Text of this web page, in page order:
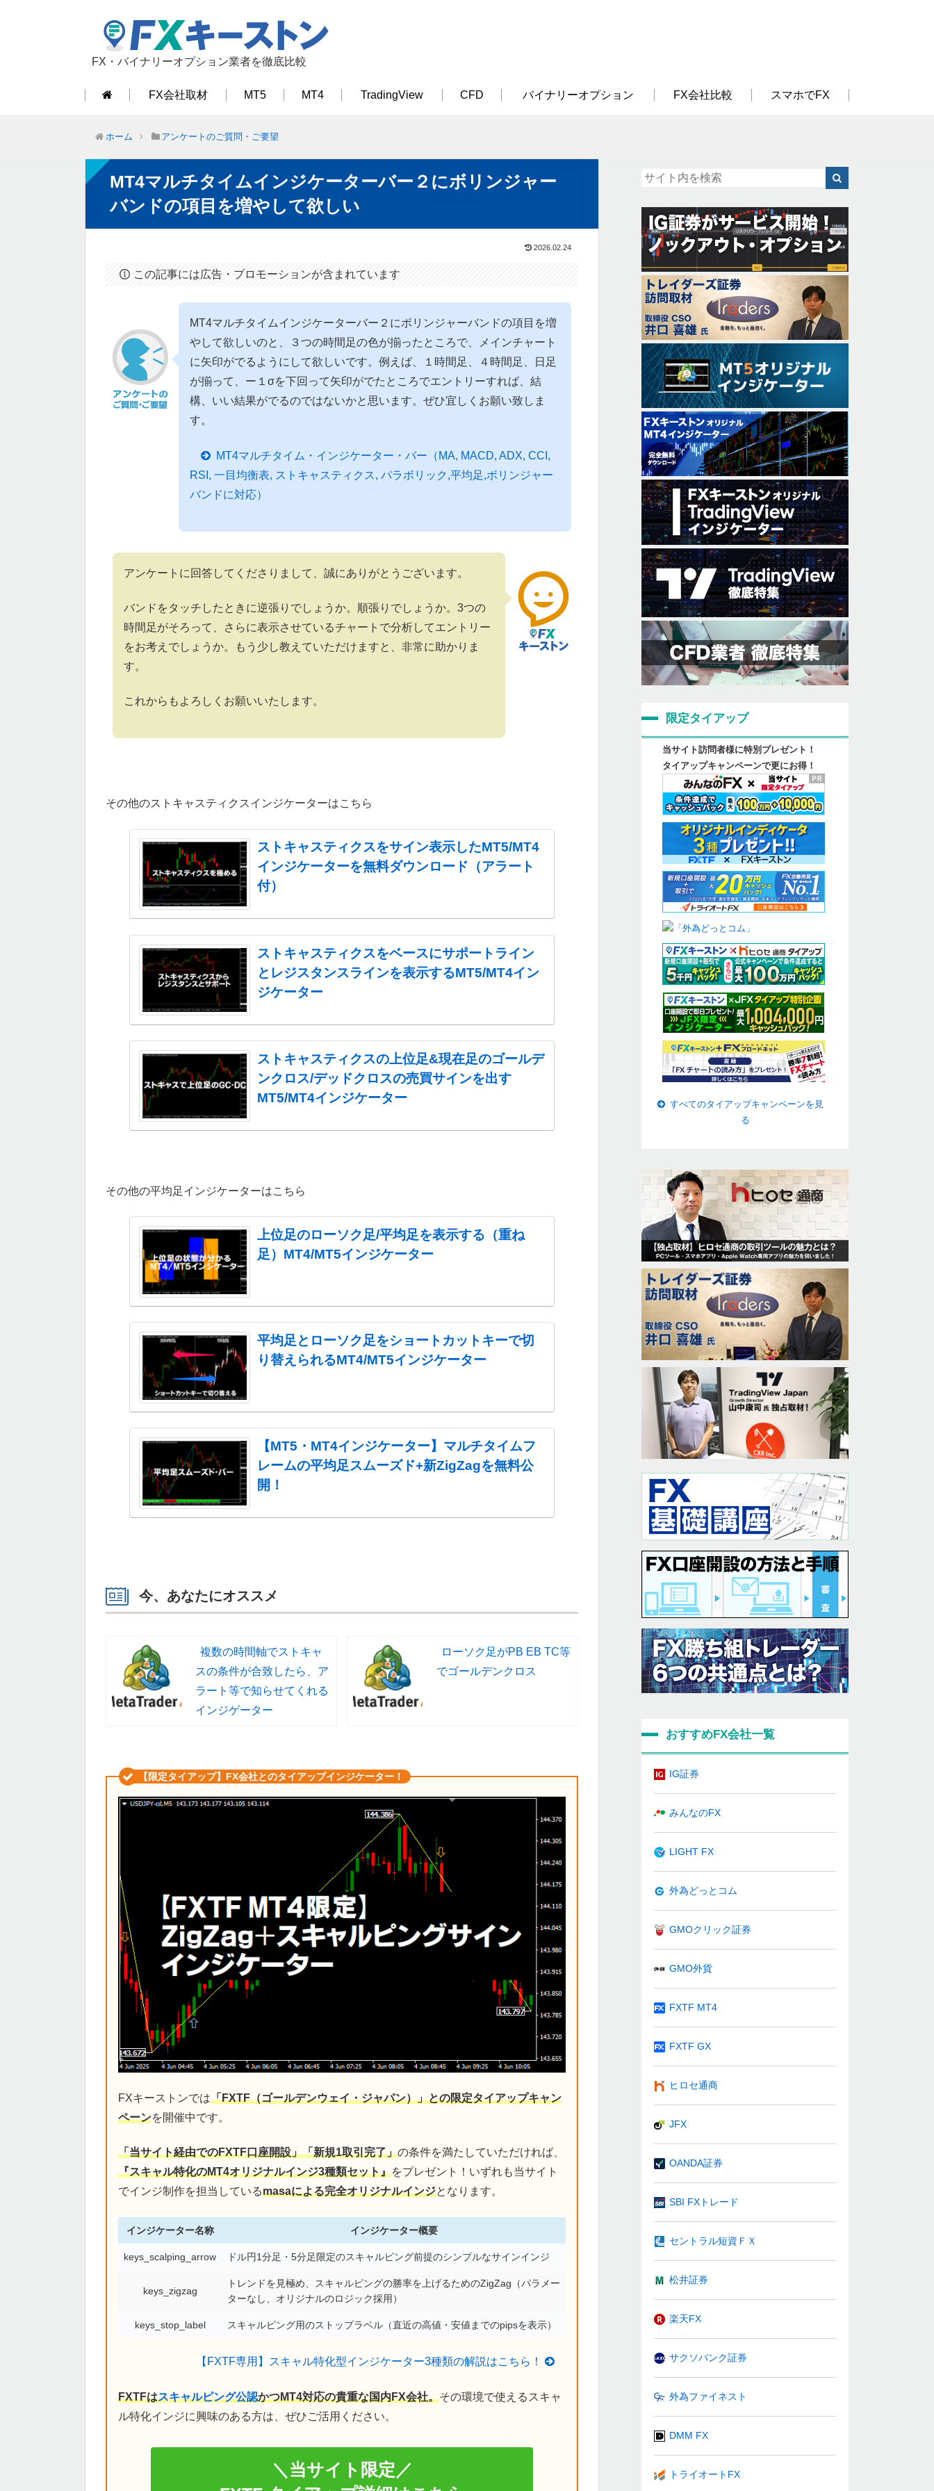
FX・バイナリーオプション業者を徹底比較
FX会社取材 MT5 MT4 TradingView CFD バイナリーオプション FX会社比較 スマホでFX
ホーム アンケートのご質問・ご要望
MT4マルチタイムインジケーターバー２にボリンジャー
バンドの項目を増やして欲しい
2026.02.24
この記事には広告・プロモーションが含まれています
MT4マルチタイムインジケーターバー２にボリンジャーバンドの項目を増
やして欲しいのと、３つの時間足の色が揃ったところで、メインチャート
に矢印がでるようにして欲しいです。例えば、１時間足、４時間足、日足
が揃って、ー１σを下回って矢印がでたところでエントリーすれば、結
構、いい結果がでるのではないかと思います。ぜひ宜しくお願い致しま
す。
MT4マルチタイム・インジケーター・バー（MA, MACD, ADX, CCI,
RSI, 一目均衡表, ストキャスティクス, パラボリック,平均足,ボリンジャー
バンドに対応）
アンケートに回答してくださりまして、誠にありがとうございます。
バンドをタッチしたときに逆張りでしょうか。順張りでしょうか。3つの
時間足がそろって、さらに表示させているチャートで分析してエントリー
をお考えでしょうか。もう少し教えていただけますと、非常に助かりま
す。
これからもよろしくお願いいたします。
その他のストキャスティクスインジケーターはこちら
ストキャスティクスをサイン表示したMT5/MT4
インジケーターを無料ダウンロード（アラート
付）
ストキャスティクスをベースにサポートライン
とレジスタンスラインを表示するMT5/MT4イン
ジケーター
ストキャスティクスの上位足&現在足のゴールデ
ンクロス/デッドクロスの売買サインを出す
MT5/MT4インジケーター
その他の平均足インジケーターはこちら
上位足のローソク足/平均足を表示する（重ね
足）MT4/MT5インジケーター
平均足とローソク足をショートカットキーで切
り替えられるMT4/MT5インジケーター
【MT5・MT4インジケーター】マルチタイムフ
レームの平均足スムーズド+新ZigZagを無料公
開！
今、あなたにオススメ
複数の時間軸でストキャ
スの条件が合致したら、ア
ラート等で知らせてくれる
インジゲーター
ローソク足がPB EB TC等
でゴールデンクロス
【限定タイアップ】FX会社とのタイアップインジケーター！
FXキーストンでは「FXTF（ゴールデンウェイ・ジャパン）」との限定タイアップキャン
ペーンを開催中です。
「当サイト経由でのFXTF口座開設」「新規1取引完了」の条件を満たしていただければ、
『スキャル特化のMT4オリジナルインジ3種類セット』をプレゼント！いずれも当サイト
でインジ制作を担当しているmasaによる完全オリジナルインジとなります。
インジケーター名称 インジケーター概要
keys_scalping_arrow ドル円1分足・5分足限定のスキャルピング前提のシンプルなサインインジ
keys_zigzag
トレンドを見極め、スキャルピングの勝率を上げるためのZigZag（パラメー
ターなし、オリジナルのロジック採用）
keys_stop_label スキャルピング用のストップラベル（直近の高値・安値までのpipsを表示）
【FXTF専用】スキャル特化型インジケーター3種類の解説はこちら！
FXTFはスキャルピング公認かつMT4対応の貴重な国内FX会社。その環境で使えるスキャ
ル特化インジに興味のある方は、ぜひご活用ください。
＼当サイト限定／
限定タイアップ
当サイト訪問者様に特別プレゼント！
タイアップキャンペーンで更にお得！
すべてのタイアップキャンペーンを見
る
おすすめFX会社一覧
IG証券
みんなのFX
LIGHT FX
外為どっとコム
GMOクリック証券
GMO外貨
FXTF MT4
FXTF GX
ヒロセ通商
JFX
OANDA証券
SBI FXトレード
セントラル短資ＦＸ
松井証券
楽天FX
サクソバンク証券
外為ファイネスト
DMM FX
トライオートFX